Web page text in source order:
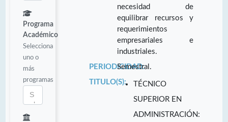
Programa
Académico
Selecciona
uno o
más
programas
necesidad de
equilibrar recursos y
requerimientos
empresariales e
industriales.
PERIODICIDAD:
Semestral.
TITULO(S):
TÉCNICO
SUPERIOR EN
ADMINISTRACIÓN: